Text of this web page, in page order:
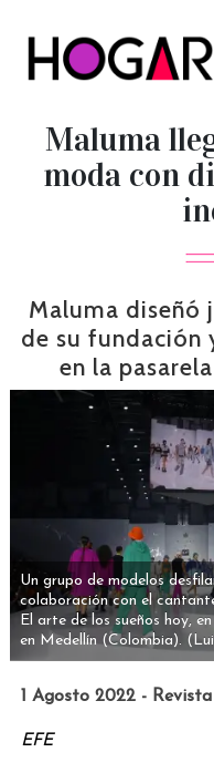
Maluma
moda con
Maluma diseñó
de su fundación
en la
Un grupo de modelos
colaboración con el
El arte de los sueños hoy,
en Medellín (Colombia).
1 Agosto 2022 -
EFE